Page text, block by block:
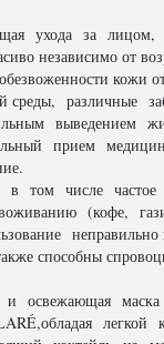
ухода за лицом,
независимо от
кожи
среды, различные
выведением
прием
в том числе частое
(кофе,
неправильно
способны
и освежающая
легкой